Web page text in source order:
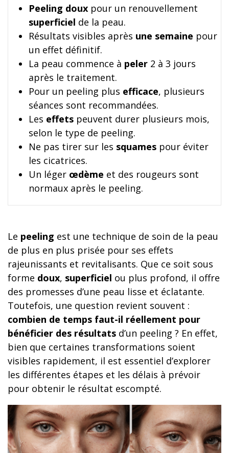
Peeling doux pour un renouvellement
superficiel de la peau.
Résultats visibles après une semaine pour
un effet définitif.
La peau commence à peler 2 à 3 jours
après le traitement.
Pour un peeling plus efficace, plusieurs
séances sont recommandées.
Les effets peuvent durer plusieurs mois,
selon le type de peeling.
Ne pas tirer sur les squames pour éviter
les cicatrices.
Un léger œdème et des rougeurs sont
normaux après le peeling.
Le peeling est une technique de soin de la peau
de plus en plus prisée pour ses effets
rajeunissants et revitalisants. Que ce soit sous
forme doux, superficiel ou plus profond, il offre
des promesses d’une peau lisse et éclatante.
Toutefois, une question revient souvent :
combien de temps faut-il réellement pour
bénéficier des résultats d’un peeling ? En effet,
bien que certaines transformations soient
visibles rapidement, il est essentiel d’explorer
les différentes étapes et les délais à prévoir
pour obtenir le résultat escompté.